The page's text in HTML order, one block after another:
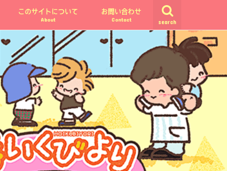
search
このサイトについて
About
お問い合わせ
Contact